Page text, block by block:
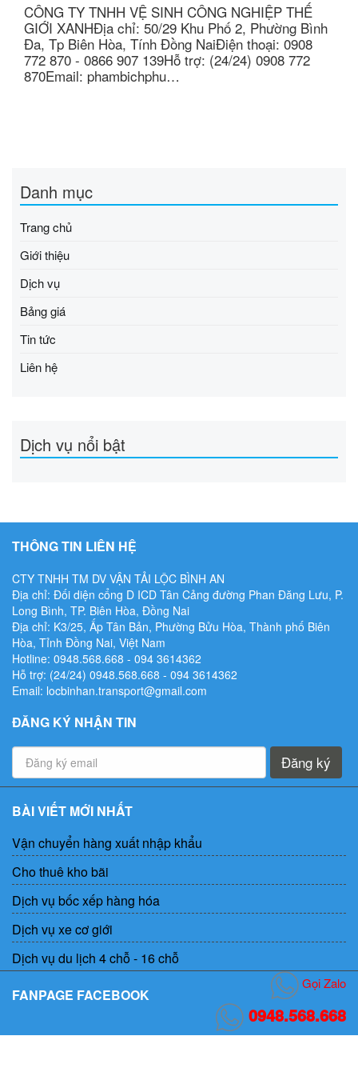
CÔNG TY TNHH VỆ SINH CÔNG NGHIỆP THẾ
GIỚI XANHĐịa chỉ: 50/29 Khu Phố 2, Phường Bình
Đa, Tp Biên Hòa, Tính Đồng NaiĐiện thoại: 0908
772 870 - 0866 907 139Hỗ trợ: (24/24) 0908 772
870Email: phambichphu…
Danh mục
Trang chủ
Giới thiệu
Dịch vụ
Bảng giá
Tin tức
Liên hệ
Dịch vụ nổi bật
THÔNG TIN LIÊN HỆ
CTY TNHH TM DV VẬN TẢI LỘC BÌNH AN
Địa chỉ: Đối diện cổng D ICD Tân Cảng đường Phan Đăng Lưu, P.
Long Bình, TP. Biên Hòa, Đồng Nai
Địa chỉ: K3/25, Ấp Tân Bản, Phường Bửu Hòa, Thành phố Biên
Hòa, Tỉnh Đồng Nai, Việt Nam
Hotline: 0948.568.668 - ‭094 3614362
Hỗ trợ: (24/24) 0948.568.668 - ‭094 3614362
Email: locbinhan.transport@gmail.com
ĐĂNG KÝ NHẬN TIN
Đăng ký
BÀI VIẾT MỚI NHẤT
Vận chuyển hàng xuất nhập khẩu
Cho thuê kho bãi
Dịch vụ bốc xếp hàng hóa
Dịch vụ xe cơ giới
Dịch vụ du lịch 4 chỗ - 16 chỗ
FANPAGE FACEBOOK
0948.568.668
Gọi Zalo